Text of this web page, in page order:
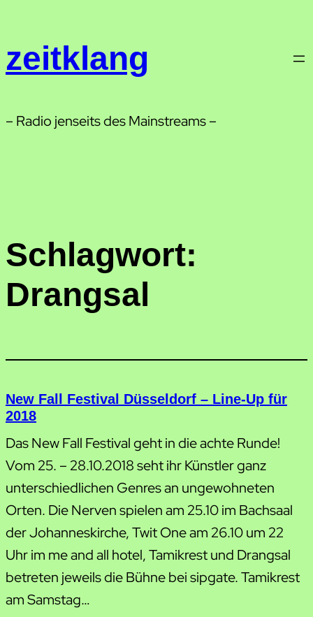
springen
zeitklang
– Radio jenseits des Mainstreams –
Schlagwort:
Drangsal
New Fall Festival Düsseldorf – Line-Up für
2018
Das New Fall Festival geht in die achte Runde!
Vom 25. – 28.10.2018 seht ihr Künstler ganz
unterschiedlichen Genres an ungewohneten
Orten. Die Nerven spielen am 25.10 im Bachsaal
der Johanneskirche, Twit One am 26.10 um 22
Uhr im me and all hotel, Tamikrest und Drangsal
betreten jeweils die Bühne bei sipgate. Tamikrest
am Samstag…